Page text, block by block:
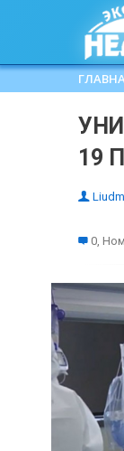
19
0,